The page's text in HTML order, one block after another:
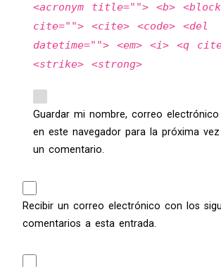
<acronym title=""> <b>
cite=""> <cite> <code> <del
datetime=""> <em> <i> <q
<strike> <strong>
Guardar mi nombre, correo
en este navegador para la próxima
un comentario.
Recibir un correo electrónico con los
comentarios a esta entrada.